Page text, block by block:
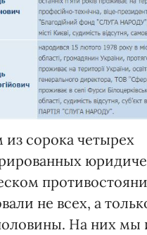
сорока четырех
не всех, а
На них мы